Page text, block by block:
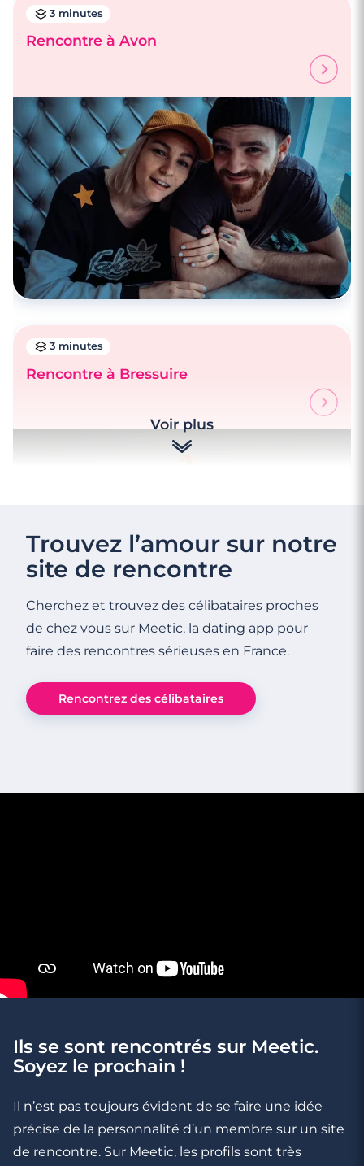
Faire des rencontres à Angoulême
Rencontre à Poitiers
3 minutes
Rencontre à Avon
3 minutes
Rencontre à Bressuire
Rencontre à Parthenay
Rencontre à Melle
Voir plus
Trouvez l’amour sur notre
site de rencontre
Cherchez et trouvez des célibataires proches
de chez vous sur Meetic, la dating app pour
faire des rencontres sérieuses en France.
Rencontrez des célibataires
Ils se sont rencontrés sur Meetic.
Soyez le prochain !
Il n’est pas toujours évident de se faire une idée
précise de la personnalité d’un membre sur un site
de rencontre. Sur Meetic, les profils sont très